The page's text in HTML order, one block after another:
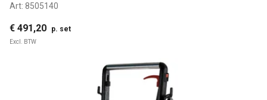
Art: 8505140
€ 491,20 p. set
Excl. BTW